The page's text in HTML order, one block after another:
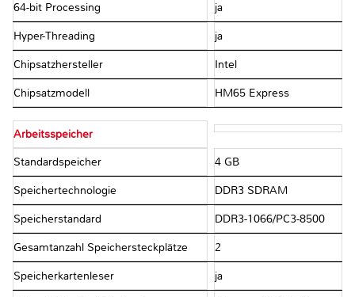
64-bit Processing ja
Hyper-Threading ja
Chipsatzhersteller Intel
Chipsatzmodell HM65 Express
Arbeitsspeicher
Standardspeicher 4 GB
Speichertechnologie DDR3 SDRAM
Speicherstandard DDR3-1066/PC3-8500
Gesamtanzahl Speichersteckplätze 2
Speicherkartenleser ja